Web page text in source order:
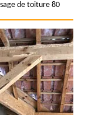
de toiture 80